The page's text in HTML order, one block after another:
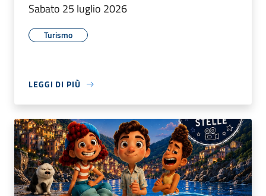
Sabato 25 luglio 2026
Turismo
LEGGI DI PIÙ